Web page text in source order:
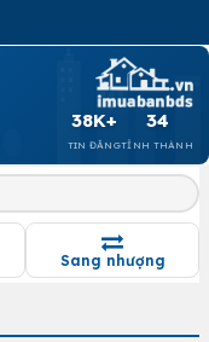
38K+
TIN ĐĂNG
34
TỈNH THÀNH
Sang nhượng